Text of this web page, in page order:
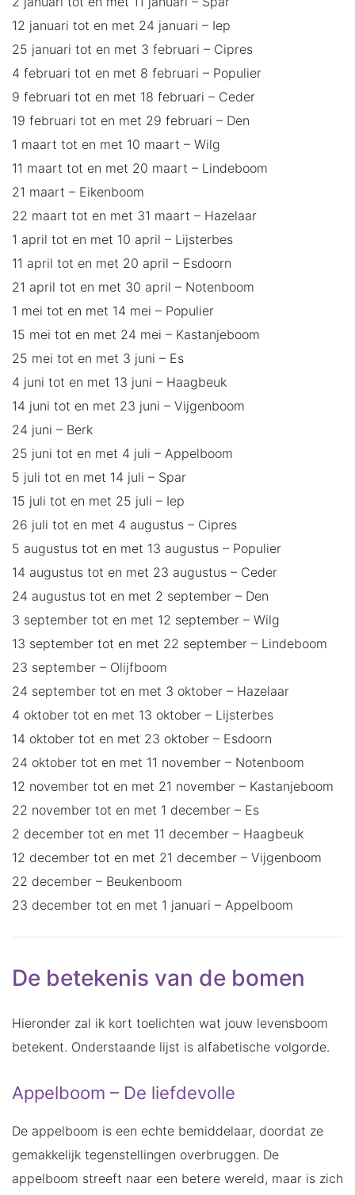
12 januari tot en met 24 januari – Iep
25 januari tot en met 3 februari – Cipres
4 februari tot en met 8 februari – Populier
9 februari tot en met 18 februari – Ceder
19 februari tot en met 29 februari – Den
1 maart tot en met 10 maart – Wilg
11 maart tot en met 20 maart – Lindeboom
21 maart – Eikenboom
22 maart tot en met 31 maart – Hazelaar
1 april tot en met 10 april – Lijsterbes
11 april tot en met 20 april – Esdoorn
21 april tot en met 30 april – Notenboom
1 mei tot en met 14 mei – Populier
15 mei tot en met 24 mei – Kastanjeboom
25 mei tot en met 3 juni – Es
4 juni tot en met 13 juni – Haagbeuk
14 juni tot en met 23 juni – Vijgenboom
24 juni – Berk
25 juni tot en met 4 juli – Appelboom
5 juli tot en met 14 juli – Spar
15 juli tot en met 25 juli – Iep
26 juli tot en met 4 augustus – Cipres
5 augustus tot en met 13 augustus – Populier
14 augustus tot en met 23 augustus – Ceder
24 augustus tot en met 2 september – Den
3 september tot en met 12 september – Wilg
13 september tot en met 22 september – Lindeboom
23 september – Olijfboom
24 september tot en met 3 oktober – Hazelaar
4 oktober tot en met 13 oktober – Lijsterbes
14 oktober tot en met 23 oktober – Esdoorn
24 oktober tot en met 11 november – Notenboom
12 november tot en met 21 november – Kastanjeboom
22 november tot en met 1 december – Es
2 december tot en met 11 december – Haagbeuk
12 december tot en met 21 december – Vijgenboom
22 december – Beukenboom
23 december tot en met 1 januari – Appelboom
De betekenis van de bomen
Hieronder zal ik kort toelichten wat jouw levensboom
betekent. Onderstaande lijst is alfabetische volgorde.
Appelboom – De liefdevolle
De appelboom is een echte bemiddelaar, doordat ze
gemakkelijk tegenstellingen overbruggen. De
appelboom streeft naar een betere wereld, maar is zich